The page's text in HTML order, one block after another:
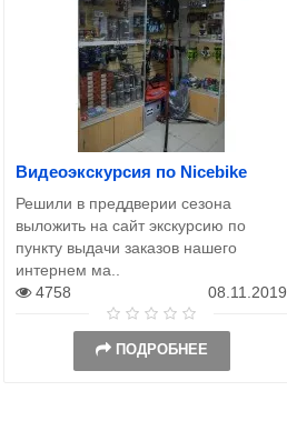
Видеоэкскурсия по Nicebike
Решили в преддверии сезона
выложить на сайт экскурсию по
пункту выдачи заказов нашего
интернем ма..
4758
08.11.2019
ПОДРОБНЕЕ